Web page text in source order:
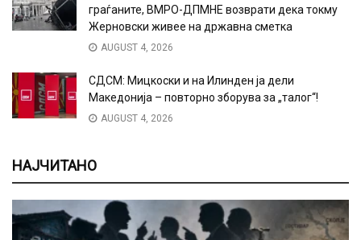
граѓаните, ВМРО-ДПМНЕ возврати дека токму
Жерновски живее на државна сметка
AUGUST 4, 2026
СДСМ: Мицкоски и на Илинден ја дели
Македонија – повторно зборува за „талог“!
AUGUST 4, 2026
НАЈЧИТАНО